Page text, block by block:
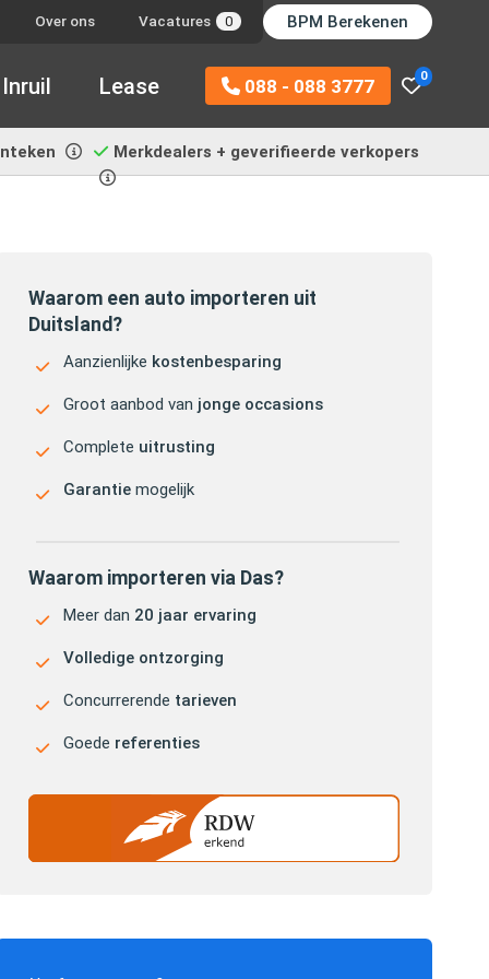
Over ons Vacatures 0 BPM Berekenen
0
088 - 088 3777
Inruil Lease
Merkdealers + geverifieerde verkopers
Waarom een auto importeren uit
Duitsland?
Aanzienlijke kostenbesparing
Groot aanbod van jonge occasions
Complete uitrusting
Garantie mogelijk
Waarom importeren via Das?
Meer dan 20 jaar ervaring
Volledige ontzorging
Concurrerende tarieven
Goede referenties